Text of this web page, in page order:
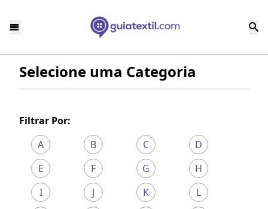
Selecione uma Categoria
Filtrar Por:
A
B C
D
E
F G
H
I
J K
L